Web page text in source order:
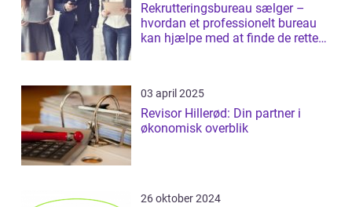
Rekrutteringsbureau sælger –
hvordan et professionelt bureau
kan hjælpe med at finde de rette
03 april 2025
Revisor Hillerød: Din partner i
økonomisk overblik
26 oktober 2024